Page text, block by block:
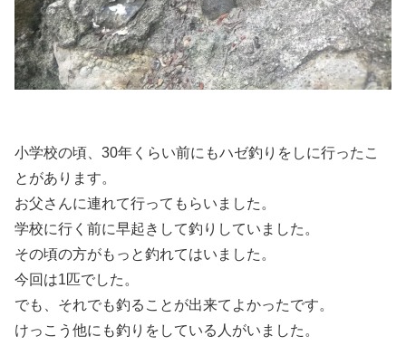
小学校の頃、30年くらい前にもハゼ釣りをしに行ったこ
とがあります。
お父さんに連れて行ってもらいました。
学校に行く前に早起きして釣りしていました。
その頃の方がもっと釣れてはいました。
今回は1匹でした。
でも、それでも釣ることが出来てよかったです。
けっこう他にも釣りをしている人がいました。